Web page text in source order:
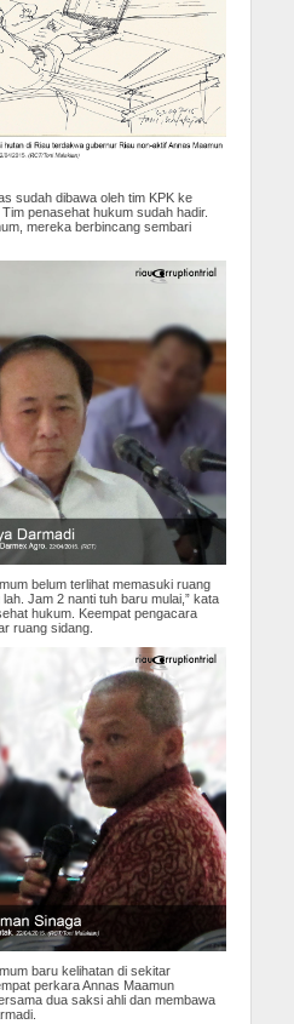
sudah dibawa oleh tim KPK ke
penasehat hukum sudah hadir.
mereka berbincang sembari
belum terlihat memasuki ruang
Jam 2 nanti tuh baru mulai,” kata
hukum. Keempat pengacara
ruang sidang.
baru kelihatan di sekitar
perkara Annas Maamun
dua saksi ahli dan membawa